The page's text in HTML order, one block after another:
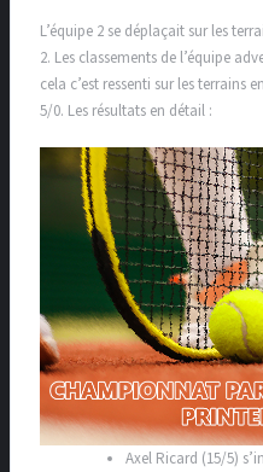
L’équipe 2 se déplaçait sur les
2. Les classements de l’équipe
cela c’est ressenti sur les terrains
5/0. Les résultats en détail :
Axel Ricard (15/5)